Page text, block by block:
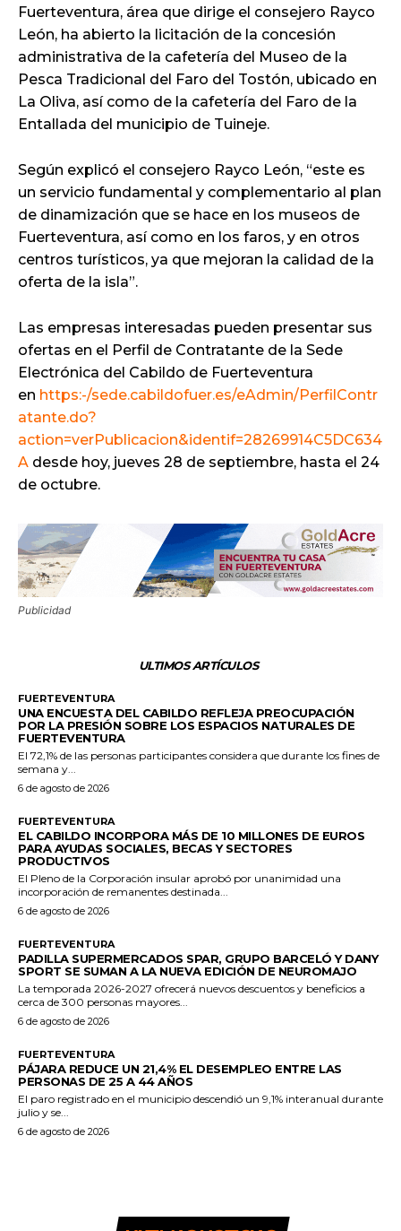
Fuerteventura, área que dirige el consejero Rayco
León, ha abierto la licitación de la concesión
administrativa de la cafetería del Museo de la
Pesca Tradicional del Faro del Tostón, ubicado en
La Oliva, así como de la cafetería del Faro de la
Entallada del municipio de Tuineje.
Según explicó el consejero Rayco León, “este es
un servicio fundamental y complementario al plan
de dinamización que se hace en los museos de
Fuerteventura, así como en los faros, y en otros
centros turísticos, ya que mejoran la calidad de la
oferta de la isla”.
Las empresas interesadas pueden presentar sus
ofertas en el Perfil de Contratante de la Sede
Electrónica del Cabildo de Fuerteventura
en https:-/sede.cabildofuer.es/eAdmin/PerfilContr
atante.do?
action=verPublicacion&identif=28269914C5DC634
A desde hoy, jueves 28 de septiembre, hasta el 24
de octubre.
Publicidad
ULTIMOS ARTÍCULOS
FUERTEVENTURA
UNA ENCUESTA DEL CABILDO REFLEJA PREOCUPACIÓN
POR LA PRESIÓN SOBRE LOS ESPACIOS NATURALES DE
FUERTEVENTURA
El 72,1% de las personas participantes considera que durante los fines de
semana y...
6 de agosto de 2026
FUERTEVENTURA
EL CABILDO INCORPORA MÁS DE 10 MILLONES DE EUROS
PARA AYUDAS SOCIALES, BECAS Y SECTORES
PRODUCTIVOS
El Pleno de la Corporación insular aprobó por unanimidad una
incorporación de remanentes destinada...
6 de agosto de 2026
FUERTEVENTURA
PADILLA SUPERMERCADOS SPAR, GRUPO BARCELÓ Y DANY
SPORT SE SUMAN A LA NUEVA EDICIÓN DE NEUROMAJO
La temporada 2026-2027 ofrecerá nuevos descuentos y beneficios a
cerca de 300 personas mayores...
6 de agosto de 2026
FUERTEVENTURA
PÁJARA REDUCE UN 21,4% EL DESEMPLEO ENTRE LAS
PERSONAS DE 25 A 44 AÑOS
El paro registrado en el municipio descendió un 9,1% interanual durante
julio y se...
6 de agosto de 2026